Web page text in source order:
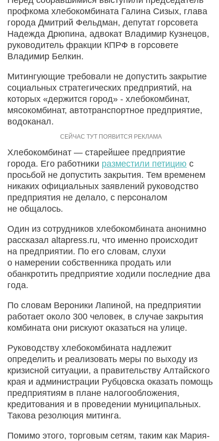
профкома хлебокомбината Галина Сизых, глава
города Дмитрий Фельдман, депутат горсовета
Надежда Дрюпина, адвокат Владимир Кузнецов,
руководитель фракции КПРФ в горсовете
Владимир Белкин.
Митингующие требовали не допустить закрытие
социальных стратегических предприятий, на
которых «держится город» - хлебокомбинат,
мясокомбинат, автотранспортное предприятие,
водоканал.
Хлебокомбинат — старейшее предприятие
города. Его работники разместили петицию с
просьбой не допустить закрытия. Тем временем
никаких официальных заявлений руководство
предприятия не делало, с персоналом
не общалось.
Один из сотрудников хлебокомбината анонимно
рассказал altapress.ru, что именно происходит
на предприятии. По его словам, слухи
о намерении собственника продать или
обанкротить предприятие ходили последние два
года.
По словам Вероники Лапиной, на предприятии
работает около 300 человек, в случае закрытия
комбината они рискуют оказаться на улице.
Руководству хлебокомбината надлежит
определить и реализовать меры по выходу из
кризисной ситуации, а правительству Алтайского
края и администрации Рубцовска оказать помощь
предприятиям в плане налогообложения,
кредитования и в проведении муниципальных.
Такова резолюция митинга.
Помимо этого, торговым сетям, таким как Мария-